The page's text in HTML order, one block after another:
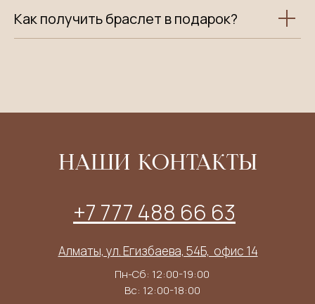
Как получить браслет в подарок?
НАШИ КОНТАКТЫ
+7 777 488 66 63
Алматы, ул. Егизбаева, 54Б, ​ офис 14
Пн-Сб: 12:00-19:00
Вс: 12:00-18:00